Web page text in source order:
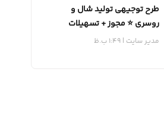
طرح توجیهی تولید شال و
روسری ⭐️ مجوز + تسهیلات
مدیر سایت 1:49 ب.ظ